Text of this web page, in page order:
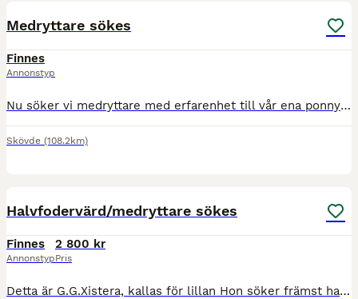
Medryttare sökes
Finnes
Annonstyp
Nu söker vi medryttare med erfarenhet till vår ena ponny 2-4 dagari veckan. ×Kostnad=Ja. ×Markarbete/Dressyr och uteritter. ×Erfarenhet viktigt!! ×Målsman/vuxen delaktig och alltid med. Vi finns
Skövde (108.2km)
Halvfodervärd/medryttare sökes
Finnes
Annonstyp
2 800 kr
Pris
Detta är G.G.Xistera, kallas för lillan Hon söker främst halvfodervärd, alternativt medryttare. Lillan är snäll, men hon är unghäst, född 2022. Hon är hemmamätt till 151cm. Max vikt 65kg, Kallblodst